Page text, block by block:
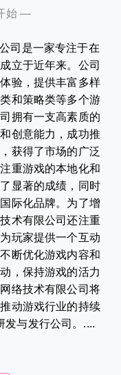
始 —
司是一家专注于在
立于近年来。公司
验，提供丰富多样
和策略类等多个游
拥有一支高素质的
创意能力，成功推
获得了市场的广泛
重游戏的本地化和
显著的成绩，同时
际化品牌。为了增
术有限公司还注重
玩家提供一个互动
断优化游戏内容和
，保持游戏的活力
络技术有限公司将
动游戏行业的持续
发与发行公司。....